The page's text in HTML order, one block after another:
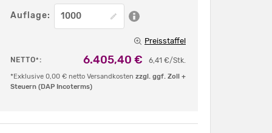
Auflage:
Preisstaffel
NETTO*: 6,41 €/Stk.
6.405,40 €
*Exklusive 0,00 € netto Versandkosten zzgl. ggf. Zoll +
Steuern (DAP Incoterms)